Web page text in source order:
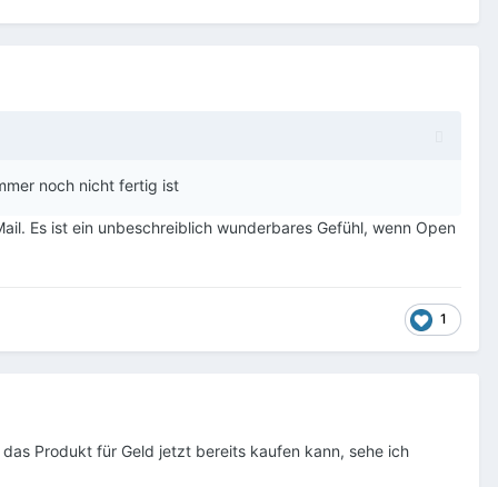
noch nicht fertig ist
Es ist ein unbeschreiblich wunderbares Gefühl, wenn Open
1
Produkt für Geld jetzt bereits kaufen kann, sehe ich